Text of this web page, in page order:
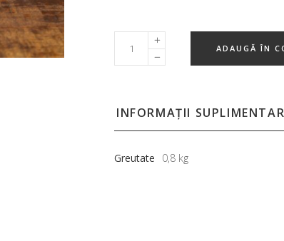
ADAUGĂ ÎN
INFORMAȚII
Greutate 0,8 kg